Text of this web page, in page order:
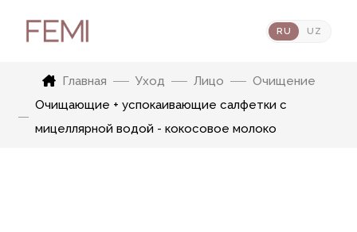
RU UZ
Главная Уход Лицо
Очищение
Очищающие + успокаивающие салфетки с
мицеллярной водой - кокосовое молоко